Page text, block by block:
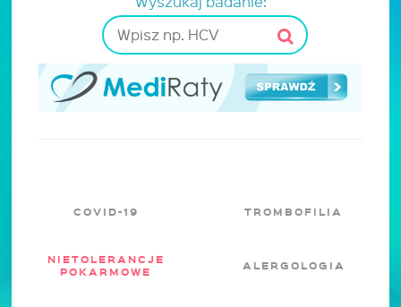
COVID-19 TROMBOFILIA
NIETOLERANCJE
POKARMOWE
ALERGOLOGIA